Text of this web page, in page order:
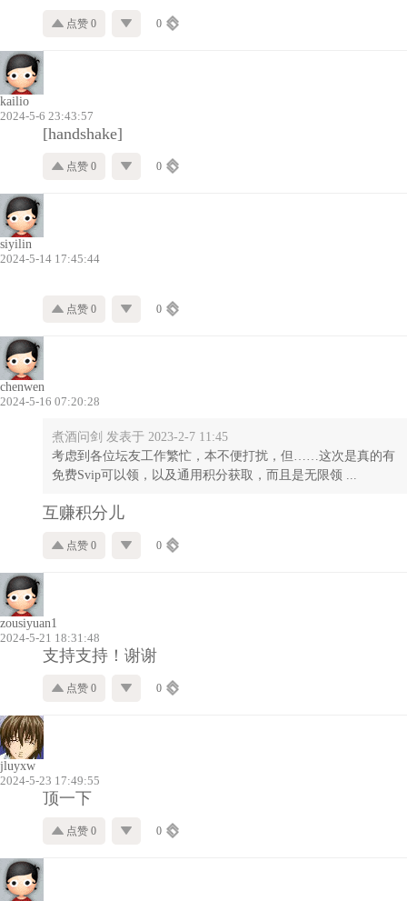
点赞 0 0
kailio
2024-5-6 23:43:57
[handshake]
点赞 0 0
siyilin
2024-5-14 17:45:44
点赞 0 0
chenwen
2024-5-16 07:20:28
煮酒问剑 发表于 2023-2-7 11:45
考虑到各位坛友工作繁忙，本不便打扰，但……这次是真的有
免费Svip可以领，以及通用积分获取，而且是无限领 ...
互赚积分儿
点赞 0 0
zousiyuan1
2024-5-21 18:31:48
支持支持！谢谢
点赞 0 0
jluyxw
2024-5-23 17:49:55
顶一下
点赞 0 0